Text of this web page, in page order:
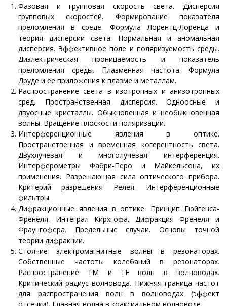
Фазовая и групповая скорость света. Дисперсия
групповых скоростей. Формирование показателя
преломления в среде. Формула Лорентц-Лоренца и
теория дисперсии света. Нормальная и аномальная
дисперсия. Эффективное поле и поляризуемость среды.
Диэлектрическая проницаемость и показатель
преломления среды. Плазменная частота. Формула
Друде и ее приложения к плазме и металлам.
Распространение света в изотропных и анизотропных
сред. Пространственная дисперсия. Одноосные и
двуосные кристаллы. Обыкновенная и необыкновенная
волны. Вращение плоскости поляризации.
Интерференционные явления в оптике.
Пространственная и временная когерентность света.
Двухлучевая и многолучевая интерференция.
Интерферометры Фабри-Перо и Майкельсона, их
применения. Разрешающая сила оптического прибора.
Критерий разрешения Релея. Интерференционные
фильтры.
Дифракционные явления в оптике. Принцип Гюйгенса-
Френеля. Интеграл Кирхгофа. Дифракция Френеля и
Фраунгофера. Предельные случаи. Основы точной
теории дифракции.
Стоячие электромагнитные волны в резонаторах.
Собственные частоты колебаний в резонаторах.
Распространение ТМ и ТЕ волн в волноводах.
Критический радиус волновода. Нижняя граница частот
для распространения волн в волноводах (эффект